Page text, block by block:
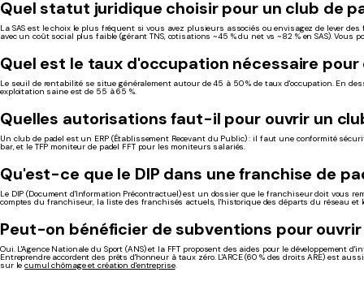
Quel statut juridique choisir pour un club de
La SAS est le choix le plus fréquent si vous avez plusieurs associés ou envisagez de lever
avec un coût social plus faible (gérant TNS, cotisations ~45 % du net vs ~82 % en SAS). Vous
Quel est le taux d'occupation nécessaire
Le seuil de rentabilité se situe généralement autour de 45 à 50 % de taux d'occupation. En
exploitation saine est de 55 à 65 %.
Quelles autorisations faut-il pour ouvrir un
Un club de padel est un ERP (Établissement Recevant du Public) : il faut une conformité
bar, et le TFP moniteur de padel FFT pour les moniteurs salariés.
Qu'est-ce que le DIP dans une franchise de
Le DIP (Document d'Information Précontractuel) est un dossier que le franchiseur doit vous
comptes du franchiseur, la liste des franchisés actuels, l'historique des départs du réseau et
Peut-on bénéficier de subventions pour
Oui. L'Agence Nationale du Sport (ANS) et la FFT proposent des aides pour le
Entreprendre accordent des prêts d'honneur à taux zéro. L'ARCE (60 % des droits ARE) est
sur lecumul chômage et création d'entreprise.